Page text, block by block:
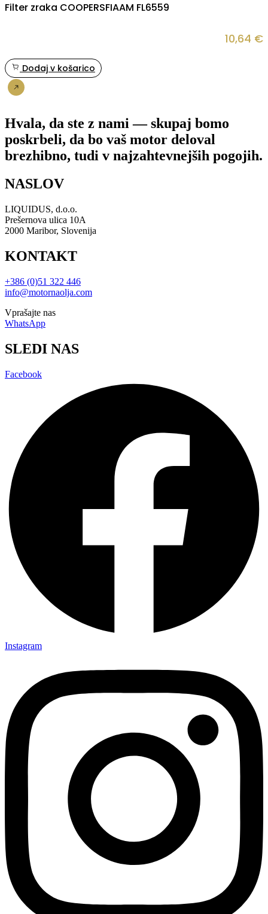
Filter zraka COOPERSFIAAM FL6559
10,64 €
Dodaj v košarico
Hvala, da ste z nami — skupaj bomo
poskrbeli, da bo vaš motor deloval
brezhibno, tudi v najzahtevnejših pogojih.
NASLOV
LIQUIDUS, d.o.o.
Prešernova ulica 10A
2000 Maribor, Slovenija
KONTAKT
+386 (0)51 322 446
info@motornaolja.com
Vprašajte nas
WhatsApp
SLEDI NAS
Facebook
Instagram